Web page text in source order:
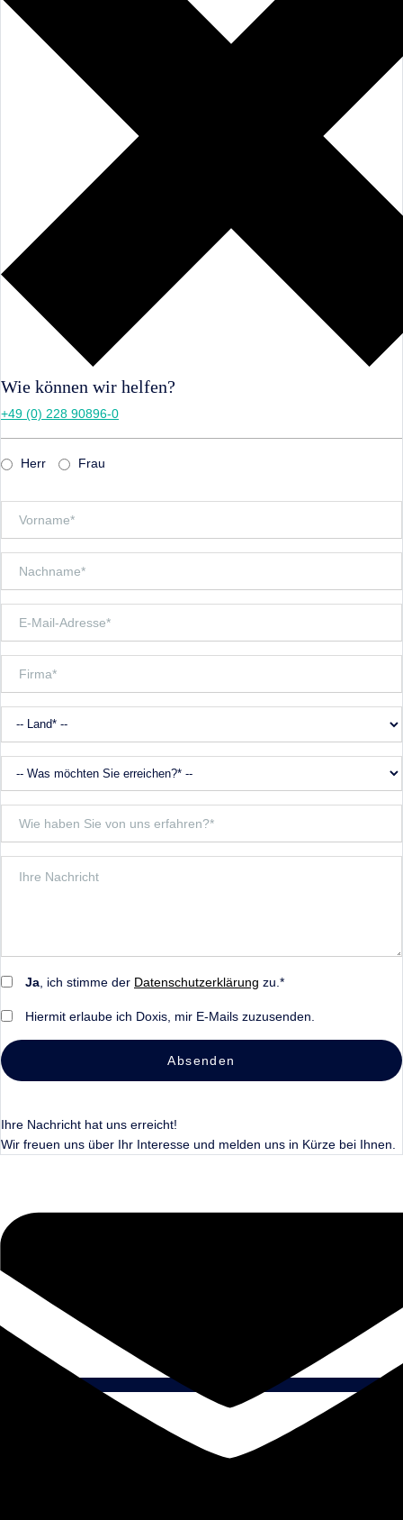
Wie können wir helfen?
+49 (0) 228 90896-0
Herr Frau
Ja , ich stimme der Datenschutzerklärung zu.*
Hiermit erlaube ich Doxis, mir E-Mails zuzusenden.
Absenden
Ihre Nachricht hat uns erreicht!
Wir freuen uns über Ihr Interesse und melden uns in Kürze bei Ihnen.